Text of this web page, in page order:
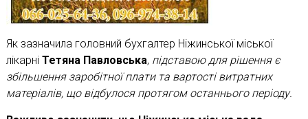
Як зазначила головний бухгалтер Ніжинської міської
лікарні Тетяна Павловська, підставою для рішення є
збільшення заробітної плати та вартості витратних
матеріалів, що відбулося протягом останнього періоду.